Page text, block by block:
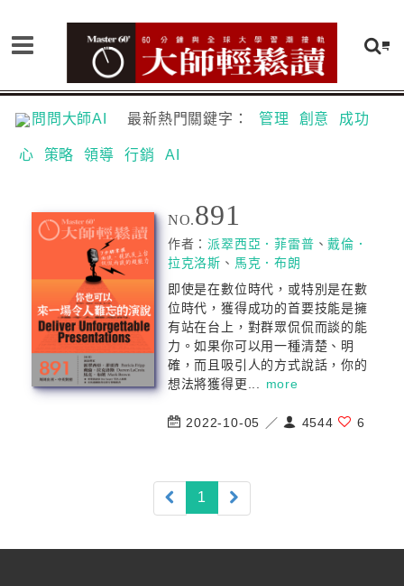
問問大師AI 最新熱門關鍵字： 管理 創意 成功
心 策略 領導 行銷 AI
NO.891
作者：派翠西亞．菲雷普 、戴倫．
拉克洛斯 、 馬克．布朗
即使是在數位時代，或特別是在數
位時代，獲得成功的首要技能是擁
有站在台上，對群眾侃侃而談的能
力。如果你可以用一種清楚、明
確，而且吸引人的方式說話，你的
想法將獲得更... more
2022-10-05 ／ 4544 6
1 (current)